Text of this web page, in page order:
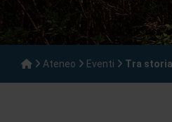
Ateneo Eventi Tra